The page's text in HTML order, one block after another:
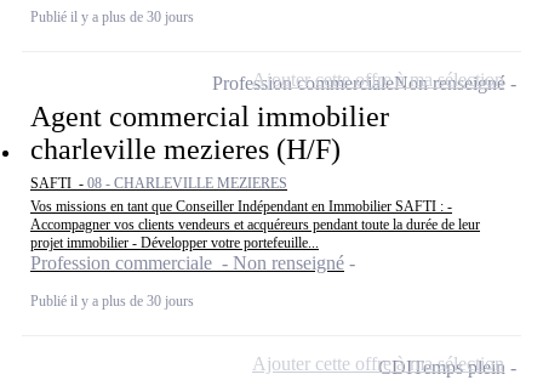
Publié il y a plus de 30 jours
Agent commercial immobilier
charleville mezieres (H/F)
SAFTI - 08 - CHARLEVILLE MEZIERES
Vos missions en tant que Conseiller Indépendant en Immobilier SAFTI : -
Accompagner vos clients vendeurs et acquéreurs pendant toute la durée de leur
projet immobilier - Développer votre portefeuille...
Profession commerciale - Non renseigné
Publié il y a plus de 30 jours
Profession commercialeNon renseigné
Ajouter cette offre à ma sélection
CDITemps plein
Ajouter cette offre à ma sélection